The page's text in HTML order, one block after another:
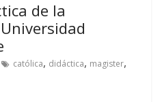
de la
católica, didáctica, magister,